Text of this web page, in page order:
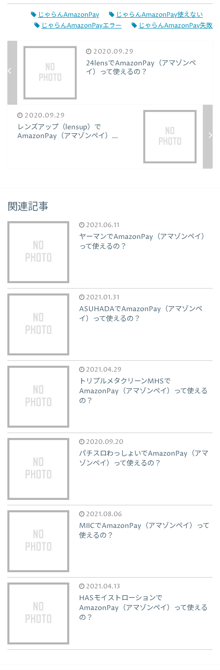
じゃらんAmazonPay
じゃらんAmazonPay使えない
じゃらんAmazonPayエラー
じゃらんAmazonPay失敗
2020.09.29
24lensでAmazonPay（アマゾンペ
イ）って使えるの？
2020.09.29
レンズアップ（lensup）で
AmazonPay（アマゾンペイ）...
関連記事
2021.06.11
ヤーマンでAmazonPay（アマゾンペイ）
って使えるの？
2021.01.31
ASUHADAでAmazonPay（アマゾンペ
イ）って使えるの？
2021.04.29
トリプルメタクリーンMHSで
AmazonPay（アマゾンペイ）って使える
の？
2020.09.20
パチスロわっしょいでAmazonPay（アマ
ゾンペイ）って使えるの？
2021.08.06
MIICでAmazonPay（アマゾンペイ）って
使えるの？
2021.04.13
HASモイストローションで
AmazonPay（アマゾンペイ）って使える
の？